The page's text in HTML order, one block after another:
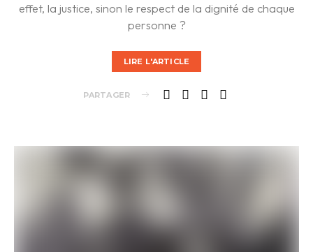
effet, la justice, sinon le respect de la dignité de chaque
personne ?
LIRE L'ARTICLE
PARTAGER